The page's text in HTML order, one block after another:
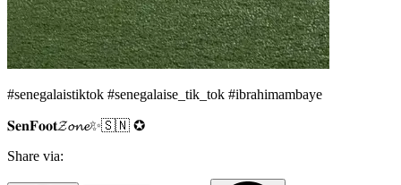
#senegalaistiktok #senegalaise_tik_tok #ibrahimambaye
𝐒𝐞𝐧𝐅𝐨𝐨𝐭𝓩𝓸𝓷𝓮✨🇸🇳 ✪
Share via: